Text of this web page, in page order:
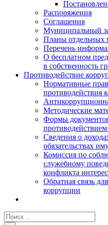
Распоряжения
Соглашения
Муниципальный
Планы отдельных
Перечень
О бесплатном
в собственность
Противодействие
Нормативные
противодействия
Методические
Формы
Сведения о
обязательствах
Комиссия по
служебному
конфликта
Обратная связь
коррупции
Результат